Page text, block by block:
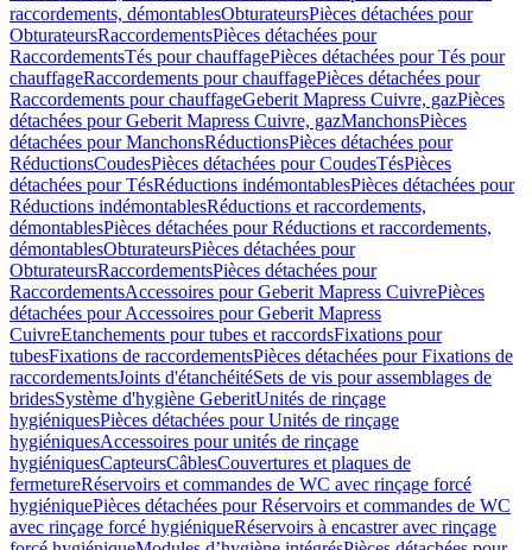
raccordements, démontablesObturateursPièces détachées pour
ObturateursRaccordementsPièces détachées pour
RaccordementsTés pour chauffagePièces détachées pour Tés pour
chauffageRaccordements pour chauffagePièces détachées pour
Raccordements pour chauffageGeberit Mapress Cuivre, gazPièces
détachées pour Geberit Mapress Cuivre, gazManchonsPièces
détachées pour ManchonsRéductionsPièces détachées pour
RéductionsCoudesPièces détachées pour CoudesTésPièces
détachées pour TésRéductions indémontablesPièces détachées pour
Réductions indémontablesRéductions et raccordements,
démontablesPièces détachées pour Réductions et raccordements,
démontablesObturateursPièces détachées pour
ObturateursRaccordementsPièces détachées pour
RaccordementsAccessoires pour Geberit Mapress CuivrePièces
détachées pour Accessoires pour Geberit Mapress
CuivreEtanchements pour tubes et raccordsFixations pour
tubesFixations de raccordementsPièces détachées pour Fixations de
raccordementsJoints d'étanchéitéSets de vis pour assemblages de
bridesSystème d'hygiène GeberitUnités de rinçage
hygiéniquesPièces détachées pour Unités de rinçage
hygiéniquesAccessoires pour unités de rinçage
hygiéniquesCapteursCâblesCouvertures et plaques de
fermetureRéservoirs et commandes de WC avec rinçage forcé
hygiéniquePièces détachées pour Réservoirs et commandes de WC
avec rinçage forcé hygiéniqueRéservoirs à encastrer avec rinçage